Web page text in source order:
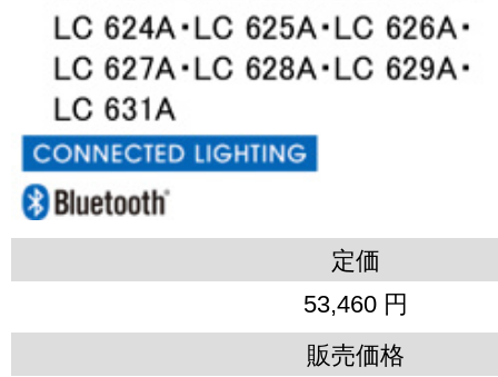
定価
53,460 円
販売価格